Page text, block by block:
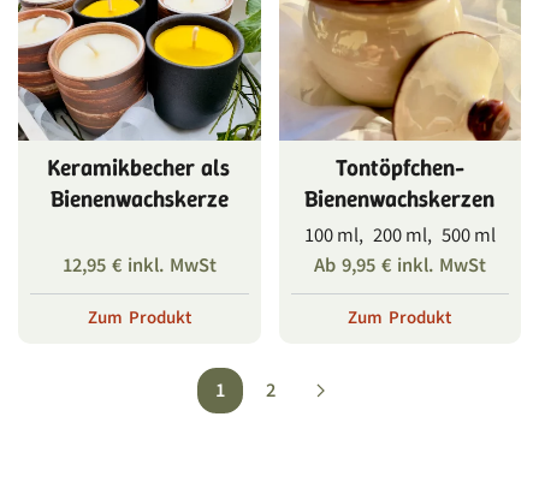
Keramikbecher als
Bienenwachskerze
12,95 €inkl. MwSt
Zum Produkt
Tontöpfchen-
Bienenwachskerzen
100 ml, 200 ml, 500 ml
Ab 9,95 €inkl. MwSt
Zum Produkt
1 2